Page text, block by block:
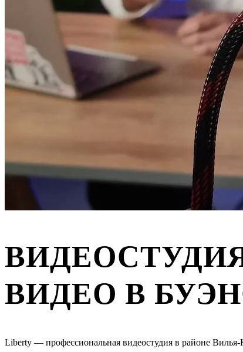
ВИДЕО В
Liberty — профессиональная видеостудия в районе